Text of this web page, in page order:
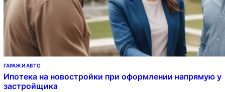
ГАРАЖ И АВТО
Ипотека на новостройки при оформлении напрямую у
застройщика